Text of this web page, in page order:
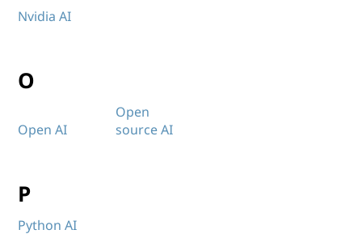
Nvidia AI
O
Open AI
Open
source AI
P
Python AI